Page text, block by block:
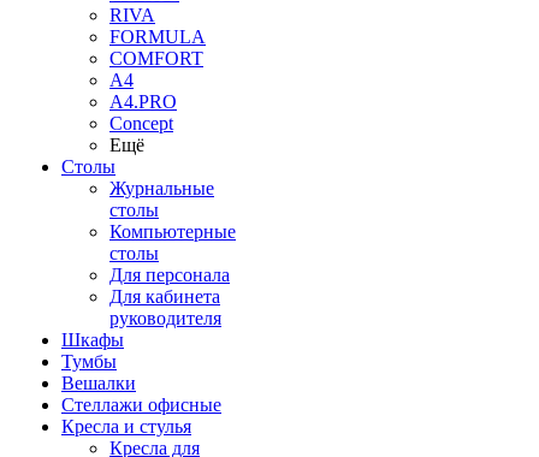
RIVA
FORMULA
COMFORT
A4
A4.PRO
Concept
Ещё
Столы
Журнальные
столы
Компьютерные
столы
Для персонала
Для кабинета
руководителя
Шкафы
Тумбы
Вешалки
Стеллажи офисные
Кресла и стулья
Кресла для